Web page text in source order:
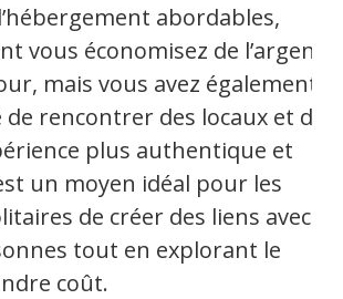
abordables,
vous économisez de l’argent
mais vous avez également
rencontrer des locaux et de
plus authentique et
un moyen idéal pour les
de créer des liens avec
tout en explorant le
coût.